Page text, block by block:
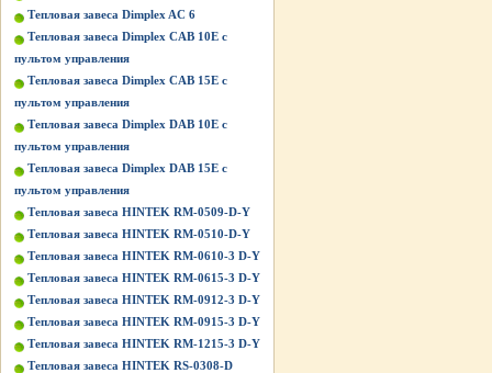
Тепловая завеса Dimplex AC 6
Тепловая завеса Dimplex CAB 10E с
пультом управления
Тепловая завеса Dimplex CAB 15E с
пультом управления
Тепловая завеса Dimplex DAB 10E с
пультом управления
Тепловая завеса Dimplex DAB 15E с
пультом управления
Тепловая завеса HINTEK RM-0509-D-Y
Тепловая завеса HINTEK RM-0510-D-Y
Тепловая завеса HINTEK RM-0610-3 D-Y
Тепловая завеса HINTEK RM-0615-3 D-Y
Тепловая завеса HINTEK RM-0912-3 D-Y
Тепловая завеса HINTEK RM-0915-3 D-Y
Тепловая завеса HINTEK RM-1215-3 D-Y
Тепловая завеса HINTEK RS-0308-D